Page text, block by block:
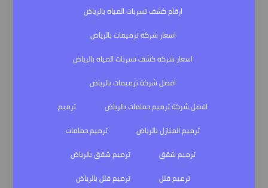
ارقام كشف تسربات المياه بالرياض
اسعار شركة ترميمات بالرياض
اسعار شركة كشف تسربات المياه بالرياض
افضل شركة ترميمات بالرياض
افضل شركة ترميم حمامات بالرياض
ترميم
ترميم المنازل بالرياض
ترميم حمامات
ترميم شقق
ترميم شقق بالرياض
ترميم فلل
ترميم فلل بالرياض